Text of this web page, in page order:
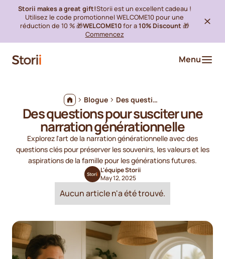
Storii makes a great gift!Storii est un excellent cadeau !
Utilisez le code promotionnel WELCOME10 pour une
réduction de 10 % 🎁WELCOME10for a10% Discount 🎁
Commencez
Menu
Blogue Des questions pour susciter une narration générationnelle
Des questions pour susciter une
narration générationnelle
Explorez l'art de la narration générationnelle avec des
questions clés pour préserver les souvenirs, les valeurs et les
aspirations de la famille pour les générations futures.
L'équipe Storii
May 12, 2025
Aucun article n'a été trouvé.